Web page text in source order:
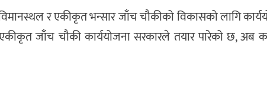
विमानस्थल र एकीकृत भन्सार जाँच चौकीको विकासको लागि
जाँच चौकी कार्ययोजना सरकारले तयार पारेको छ, अब